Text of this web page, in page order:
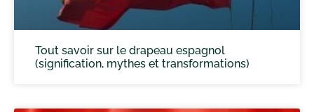
Tout savoir sur le drapeau espagnol
(signification, mythes et transformations)